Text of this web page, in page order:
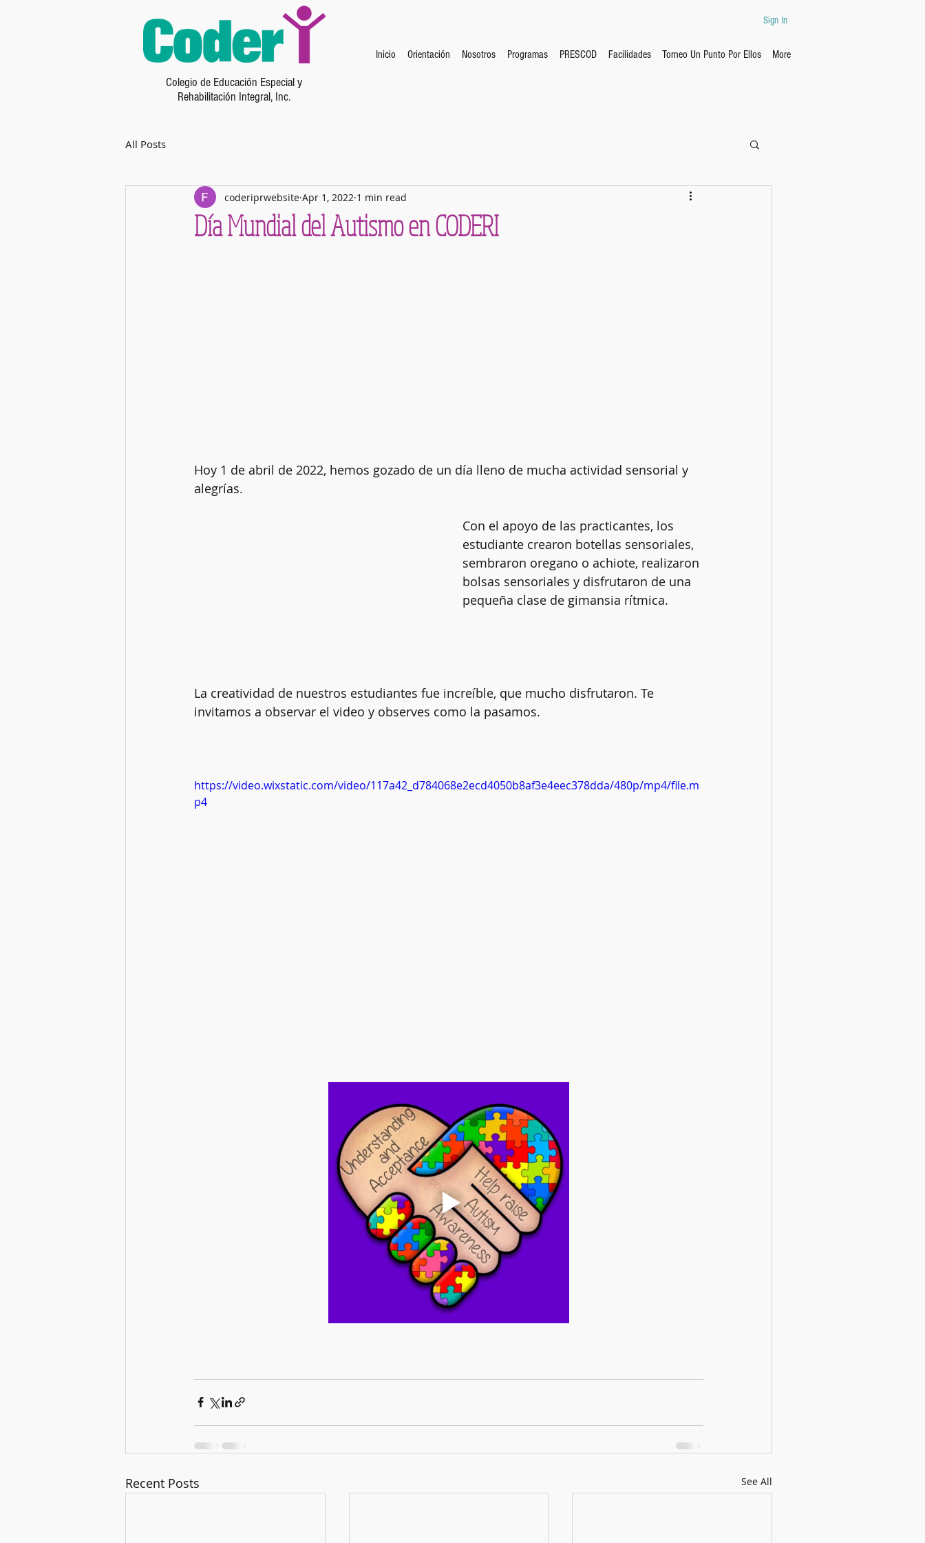
Sign In
Inicio Orientación Nosotros Programas PRESCOD Facilidades Torneo Un Punto Por Ellos More
Colegio de Educación Especial y
Rehabilitación Integral, Inc.
All Posts
Día Mundial del Autismo en CODERI
coderiprwebsite Apr 1, 2022 1 min read
Hoy 1 de abril de 2022, hemos gozado de un día lleno de mucha actividad sensorial y
alegrías.
Con el apoyo de las practicantes, los
estudiante crearon botellas sensoriales,
sembraron oregano o achiote, realizaron
bolsas sensoriales y disfrutaron de una
pequeña clase de gimansia rítmica.
La creatividad de nuestros estudiantes fue increíble, que mucho disfrutaron. Te
invitamos a observar el video y observes como la pasamos.
https://video.wixstatic.com/video/117a42_d784068e2ecd4050b8af3e4eec378dda/480p/mp4/file.m
p4
Recent Posts See All